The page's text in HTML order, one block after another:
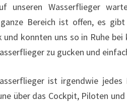
unseren Wasserflieger
Bereich ist offen, es
und konnten uns so in Ruhe
zu gucken und
ist irgendwie
über das Cockpit, Piloten